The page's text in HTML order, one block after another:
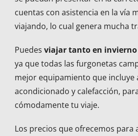
cuentas con asistencia en la vía
viajando, lo cual genera mucha
Puedes viajar tanto en invierno
ya que todas las furgonetas
mejor equipamiento que incluye
acondicionado y calefacción,
cómodamente tu viaje.
Los precios que ofrecemos para